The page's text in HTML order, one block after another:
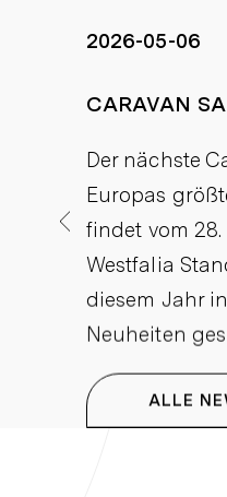
2026-05-06
CARAVAN
Der nächste
Europas
findet vom 28.
Westfalia
diesem Jahr
Neuheiten
ALLE